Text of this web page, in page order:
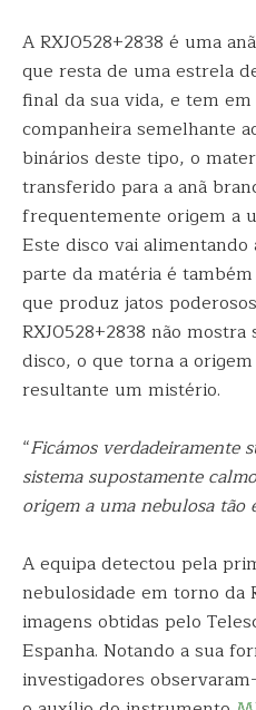
A RXJ0528+2838 é uma
que resta de uma estrela
final da sua vida, e tem
companheira semelhante
binários deste tipo, o
transferido para a anã
frequentemente origem a
Este disco vai alimentando
parte da matéria é
que produz jatos
RXJ0528+2838 não
disco, o que torna a
resultante um mistério.
“Ficámos verdadeiramente
sistema supostamente
origem a uma nebulosa tão
A equipa detectou pela
nebulosidade em torno da
imagens obtidas pelo
Espanha. Notando a sua
investigadores